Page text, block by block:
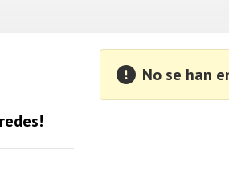
No se han